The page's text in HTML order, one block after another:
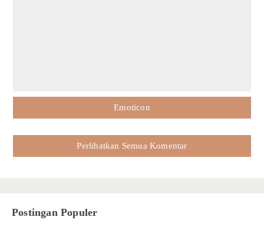
Emoticon
Perlihatkan Semua Komentar
Postingan Populer